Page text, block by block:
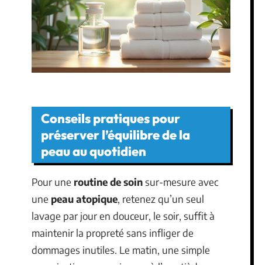
Conseils pratiques pour
préserver l’équilibre de la
peau au quotidien
Pour une routine de soinsur-mesure avec
une peau atopique, retenez qu’un seul
lavage par jour en douceur, le soir, suffit à
maintenir la propreté sans infliger de
dommages inutiles. Le matin, une simple